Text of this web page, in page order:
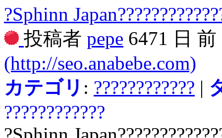
?Sphinn
投稿者 pepe 6471 日 前
(http://seo.anabebe.com)
カテゴリ : ???????????? |
????????????